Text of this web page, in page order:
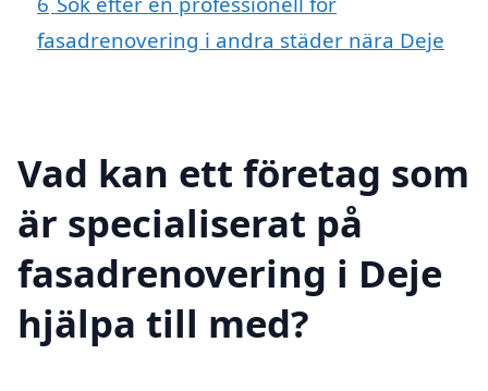
fasadrenovering i andra städer nära Deje
Vad kan ett företag som
är specialiserat på
fasadrenovering i Deje
hjälpa till med?